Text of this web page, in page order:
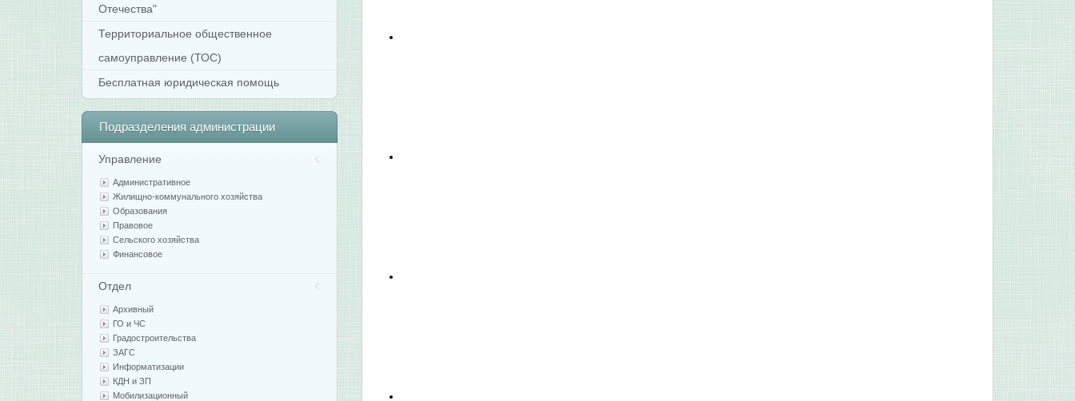
Отечества"
Территориальное общественное
самоуправление (ТОС)
Бесплатная юридическая помощь
Подразделения администрации
Управление
Административное
Жилищно-коммунального хозяйства
Образования
Правовое
Сельского хозяйства
Финансовое
Отдел
Архивный
ГО и ЧС
Градостроительства
ЗАГС
Информатизации
КДН и ЗП
Мобилизационный